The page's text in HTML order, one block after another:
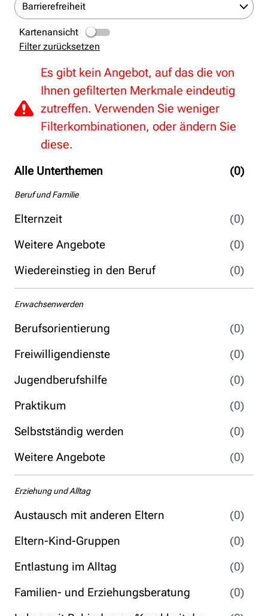
Alle Unterthemen (0)
Beruf und Familie
Elternzeit
(0)
Weitere Angebote
(0)
Wiedereinstieg in den Beruf
(0)
Erwachsenwerden
Berufsorientierung
(0)
Freiwilligendienste
(0)
Jugendberufshilfe
(0)
Praktikum
(0)
Selbstständig werden
(0)
Weitere Angebote
(0)
Erziehung und Alltag
Austausch mit anderen Eltern
(0)
Eltern-Kind-Gruppen
(0)
Entlastung im Alltag
(0)
Familien- und Erziehungsberatung
(0)
Barrierefreiheit
Kartenansicht
Filter zurücksetzen
Es gibt kein Angebot, auf das die von
Ihnen gefilterten Merkmale eindeutig
zutreffen. Verwenden Sie weniger
Filterkombinationen, oder ändern Sie
diese.